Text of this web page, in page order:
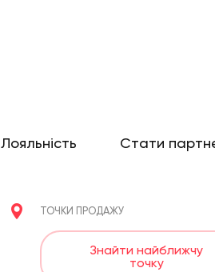
Лояльність Стати
ТОЧКИ ПРОДАЖУ
Знайти найближчу
точку